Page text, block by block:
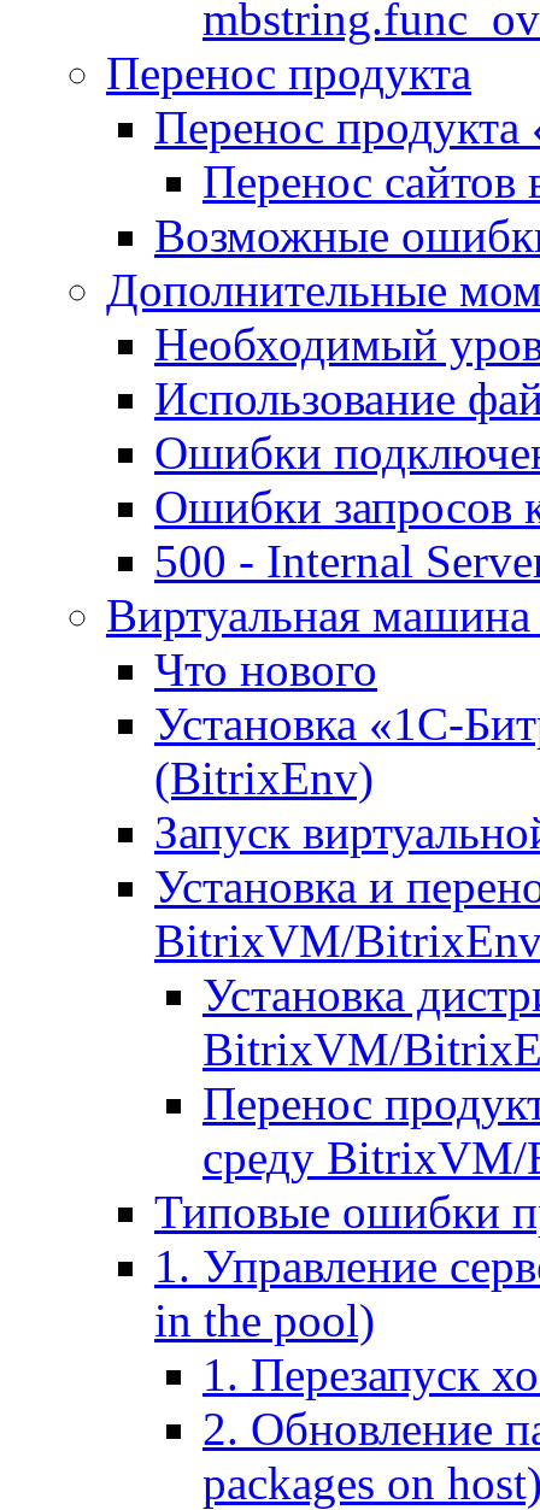
Перенос продукта
Перенос продукта
Перенос сайтов
Возможные
Дополнительные
Необходимый
Использование
Ошибки
Ошибки запросов
500 - Internal
Виртуальная
Что нового
Установка «1С-
(BitrixEnv)
Запуск
Установка и
BitrixVM/
Установка
BitrixVM/
Перенос
среду
Типовые ошибки
1. Управление
in the pool)
1. Перезапуск
2. Обновление
packages on